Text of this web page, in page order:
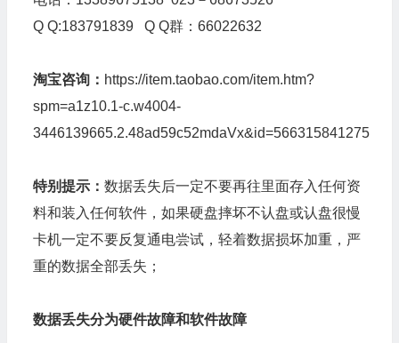
Q Q:183791839 Q Q群：66022632
淘宝咨询： https://item.taobao.com/item.htm?
spm=a1z10.1-c.w4004-
3446139665.2.48ad59c52mdaVx&id=566315841275
特别提示： 数据丢失后一定不要再往里面存入任何资
料和装入任何软件，如果硬盘摔坏不认盘或认盘很慢
卡机一定不要反复通电尝试，轻着数据损坏加重，严
重的数据全部丢失；
数据丢失分为硬件故障和软件故障